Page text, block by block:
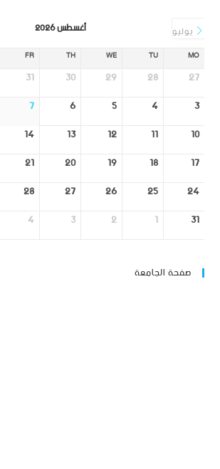
يوليو أغسطس 2026
MO
TU
WE
TH
FR
27
28
29
30
31
3
4
5
6
7
10
11
12
13
14
17
18
19
20
21
24
25
26
27
28
31
1
2
3
4
صفحة الجامعة